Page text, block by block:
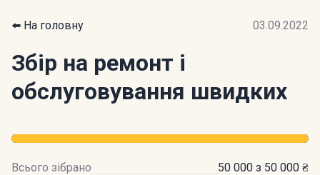
⬅️ На головну 03.09.2022
Збір на ремонт і
обслуговування швидких
Всього зібрано
50 000 з 50 000 ₴